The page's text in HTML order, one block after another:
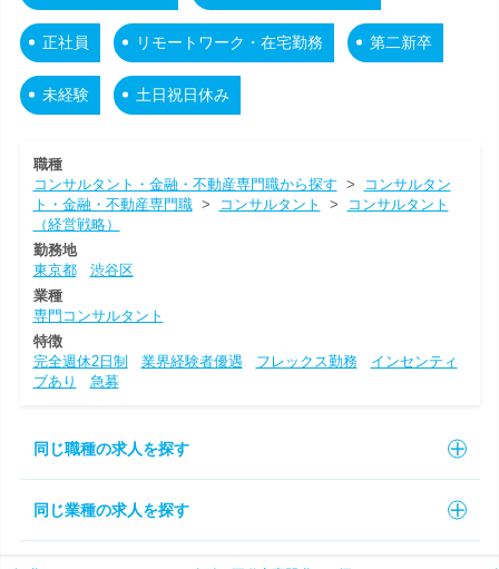
正社員 リモートワーク・在宅勤務 第二新卒
未経験 土日祝日休み
職種
コンサルタント・金融・不動産専門職から探す >
コンサルタン
ト・金融・不動産専門職> コンサルタント >
コンサルタント
（経営戦略）
勤務地
東京都
渋谷区
業種
専門コンサルタント
特徴
完全週休2日制
業界経験者優遇 フレックス勤務
インセンティ
ブあり
急募
同じ職種の求人を探す
同じ業種の求人を探す